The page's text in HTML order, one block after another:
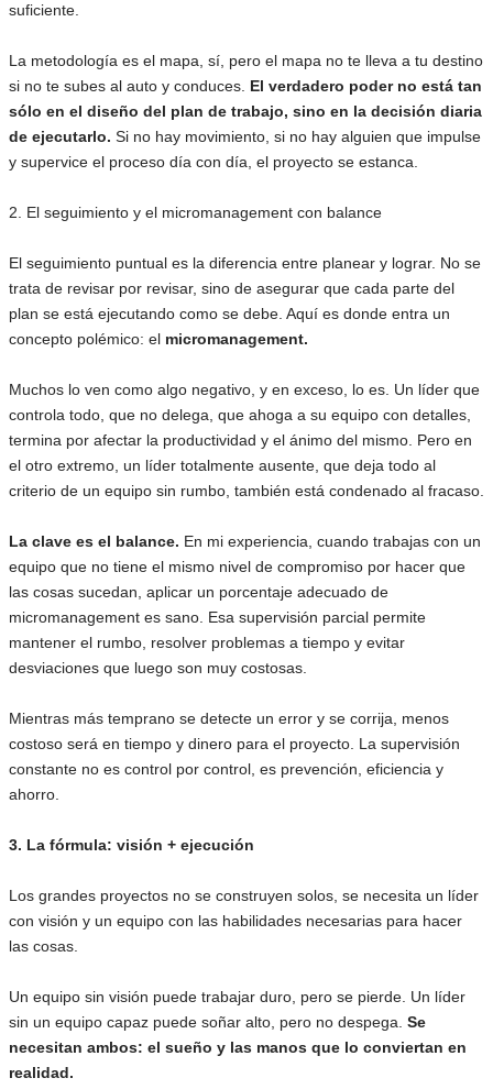
suficiente.
La metodología es el mapa, sí, pero el mapa no te lleva a tu destino
si no te subes al auto y conduces. El verdadero poder no está tan
sólo en el diseño del plan de trabajo, sino en la decisión diaria
de ejecutarlo. Si no hay movimiento, si no hay alguien que impulse
y supervice el proceso día con día, el proyecto se estanca.
2. El seguimiento y el micromanagement con balance
El seguimiento puntual es la diferencia entre planear y lograr. No se
trata de revisar por revisar, sino de asegurar que cada parte del
plan se está ejecutando como se debe. Aquí es donde entra un
concepto polémico: el micromanagement.
Muchos lo ven como algo negativo, y en exceso, lo es. Un líder que
controla todo, que no delega, que ahoga a su equipo con detalles,
termina por afectar la productividad y el ánimo del mismo. Pero en
el otro extremo, un líder totalmente ausente, que deja todo al
criterio de un equipo sin rumbo, también está condenado al fracaso.
La clave es el balance. En mi experiencia, cuando trabajas con un
equipo que no tiene el mismo nivel de compromiso por hacer que
las cosas sucedan, aplicar un porcentaje adecuado de
micromanagement es sano. Esa supervisión parcial permite
mantener el rumbo, resolver problemas a tiempo y evitar
desviaciones que luego son muy costosas.
Mientras más temprano se detecte un error y se corrija, menos
costoso será en tiempo y dinero para el proyecto. La supervisión
constante no es control por control, es prevención, eficiencia y
ahorro.
3. La fórmula: visión + ejecución
Los grandes proyectos no se construyen solos, se necesita un líder
con visión y un equipo con las habilidades necesarias para hacer
las cosas.
Un equipo sin visión puede trabajar duro, pero se pierde. Un líder
sin un equipo capaz puede soñar alto, pero no despega. Se
necesitan ambos: el sueño y las manos que lo conviertan en
realidad.